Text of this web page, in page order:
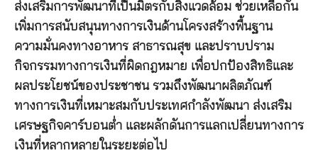
ส่งเสริมการพัฒนาที่เป็นมิตรกับสิ่งแวดล้อม ช่วยเหลือกัน
เพิ่มการสนับสนุนทางการเงินด้านโครงสร้างพื้นฐาน
ความมั่นคงทางอาหาร สาธารณสุข และปราบปราม
กิจกรรมทางการเงินที่ผิดกฎหมาย เพื่อปกป้องสิทธิและ
ผลประโยชน์ของประชาชน รวมถึงพัฒนาผลิตภัณฑ์
ทางการเงินที่เหมาะสมกับประเทศกำลังพัฒนา ส่งเสริม
เศรษฐกิจคาร์บอนต่ำ และผลักดันการแลกเปลี่ยนทางการ
เงินที่หลากหลายในระยะต่อไป